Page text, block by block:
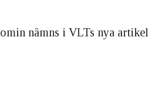
nämns i VLTs nya artikel